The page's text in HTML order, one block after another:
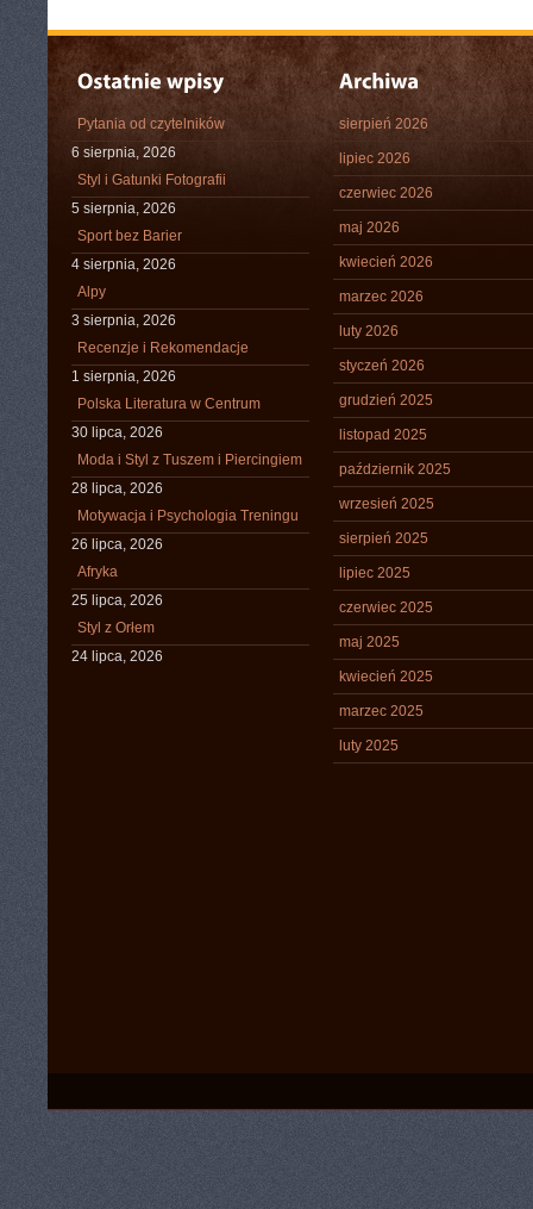
Pytania od czytelników
6 sierpnia, 2026
Styl i Gatunki Fotografii
5 sierpnia, 2026
Sport bez Barier
4 sierpnia, 2026
Alpy
3 sierpnia, 2026
Recenzje i Rekomendacje
1 sierpnia, 2026
Polska Literatura w Centrum
30 lipca, 2026
Moda i Styl z Tuszem i Piercingiem
28 lipca, 2026
Motywacja i Psychologia Treningu
26 lipca, 2026
Afryka
25 lipca, 2026
Styl z Orłem
24 lipca, 2026
sierpień 2026
lipiec 2026
czerwiec 2026
maj 2026
kwiecień 2026
marzec 2026
luty 2026
styczeń 2026
grudzień 2025
listopad 2025
październik 2025
wrzesień 2025
sierpień 2025
lipiec 2025
czerwiec 2025
maj 2025
kwiecień 2025
marzec 2025
luty 2025